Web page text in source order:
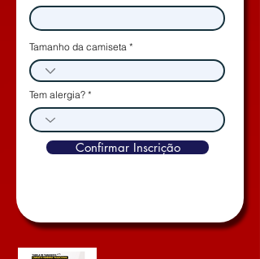
Tamanho da camiseta
Tem alergia?
Confirmar Inscrição